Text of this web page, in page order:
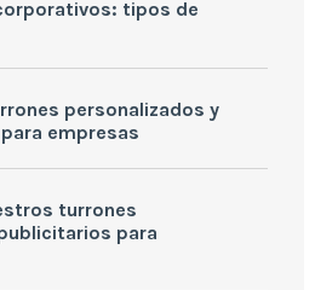
tipos de
personalizados y
empresas
turrones
para